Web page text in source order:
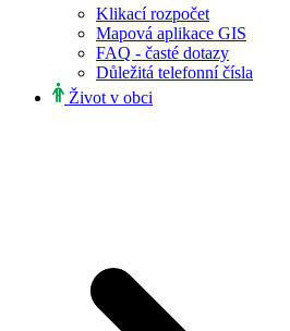
Klikací rozpočet
Mapová aplikace GIS
FAQ - časté dotazy
Důležitá telefonní čísla
Život v obci